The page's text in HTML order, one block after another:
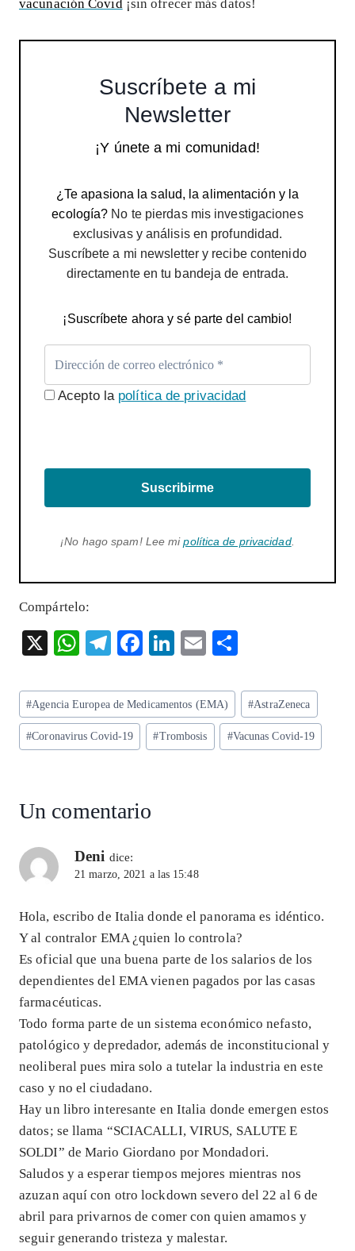
vacunación Covid ¡sin ofrecer más datos!
Suscríbete a mi
Newsletter
¡Y únete a mi comunidad!
¿Te apasiona la salud, la alimentación y la
ecología? No te pierdas mis investigaciones
exclusivas y análisis en profundidad.
Suscríbete a mi newsletter y recibe contenido
directamente en tu bandeja de entrada.
¡Suscríbete ahora y sé parte del cambio!
Acepto la política de privacidad
Suscribirme
¡No hago spam! Lee mipolítica de privacidad.
Compártelo:
X
W
ts
A
p
T
eg
ra
m
F
eb
o
o
Li
ke
dI
n
E
ai
l
re
Etiquetas
de
la
#Agencia Europea de Medicamentos (EMA) #AstraZeneca
#Coronavirus Covid-19 #Trombosis #Vacunas Covid-19
Un comentario
Deni dice:
21 marzo, 2021 a las 15:48
Hola, escribo de Italia donde el panorama es idéntico.
Y al contralor EMA ¿quien lo controla?
Es oficial que una buena parte de los salarios de los
dependientes del EMA vienen pagados por las casas
farmacéuticas.
Todo forma parte de un sistema económico nefasto,
patológico y depredador, además de inconstitucional y
neoliberal pues mira solo a tutelar la industria en este
caso y no el ciudadano.
Hay un libro interesante en Italia donde emergen estos
datos; se llama “SCIACALLI, VIRUS, SALUTE E
SOLDI” de Mario Giordano por Mondadori.
Saludos y a esperar tiempos mejores mientras nos
azuzan aquí con otro lockdown severo del 22 al 6 de
abril para privarnos de comer con quien amamos y
seguir generando tristeza y malestar.